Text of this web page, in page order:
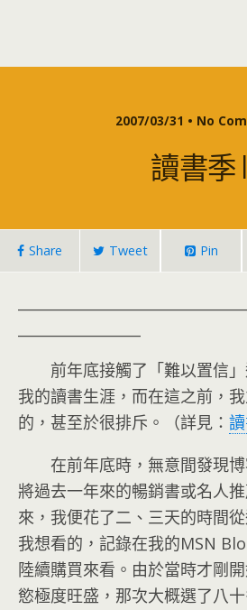
2007/03/31 • No
讀書季
Share Tweet Pin
前年底接觸了「難以置信」
我的讀書生涯，而在這之前，
的，甚至於很排斥。（詳見：
在前年底時，無意間發現博
將過去一年來的暢銷書或名人
來，我便花了二、三天的時間
我想看的，記錄在我的MSN
陸續購買來看。由於當時才剛
慾極度旺盛，那次大概選了八